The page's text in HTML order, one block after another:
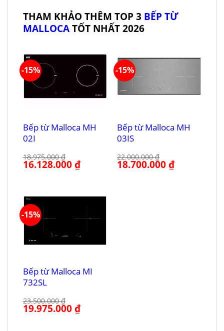
THAM KHẢO THÊM TOP 3 BẾP TỪ
MALLOCATỐT NHẤT 2026
-15%
Bếp từ Malloca MH
02I
18.975.000₫
Giá
gốc
16.128.000₫Giá
hiện
-15%
Bếp từ Malloca MH
03IS
22.000.000₫
Giá
gốc
18.700.000₫Giá
hiện
-15%
Bếp từ Malloca MI
732SL
23.500.000₫
Giá
gốc
19.975.000₫Giá
hiện